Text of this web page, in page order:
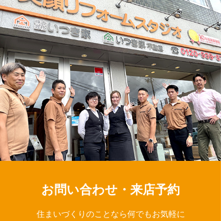
お問い合わせ・来店予約
住まいづくりのことなら何でもお気軽に